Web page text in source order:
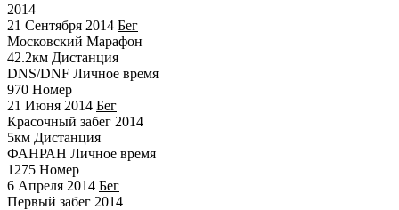
2014
21 Сентября 2014 Бег
Московский Марафон
42.2км Дистанция
DNS/DNF Личное время
970 Номер
21 Июня 2014 Бег
Красочный забег 2014
5км Дистанция
ФАНРАН Личное время
1275 Номер
6 Апреля 2014 Бег
Первый забег 2014